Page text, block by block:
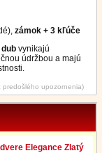
zámok + 3 kľúče
dub vynikajú
údržbou a majú
predošlého upozornenia)
Elegance Zlatý